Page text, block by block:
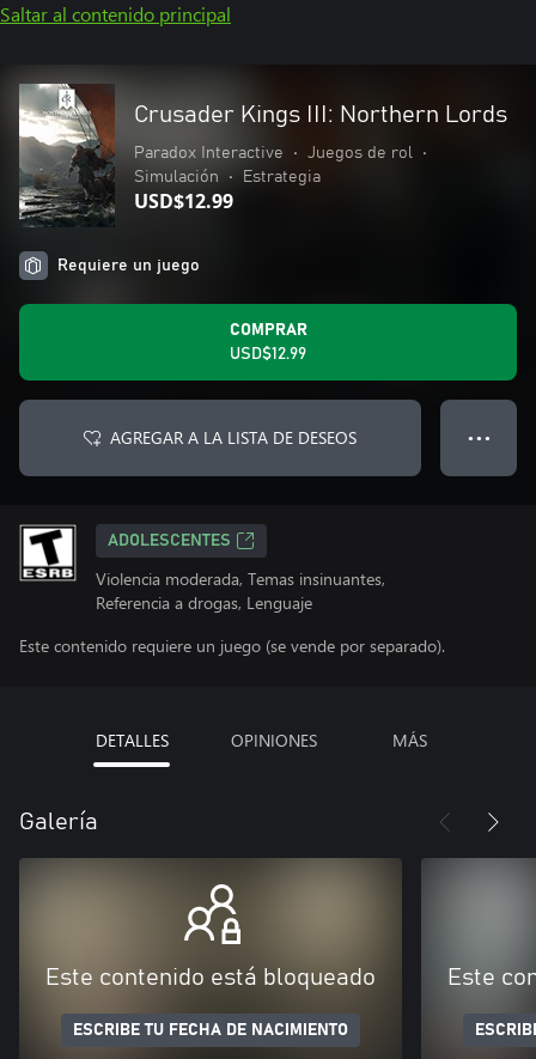
Saltar al contenido principal
Crusader Kings III: Northern Lords
Paradox Interactive • Juegos de rol
•
Simulación
• Estrategia
USD$12.99
Requiere un juego
COMPRAR
USD$12.99
AGREGAR A LA LISTA DE DESEOS ● ● ●
ADOLESCENTES
Violencia moderada, Temas insinuantes,
Referencia a drogas, Lenguaje
Este contenido requiere un juego (se vende por separado).
DETALLES OPINIONES MÁS
Galería
Este contenido está bloqueado
ESCRIBE TU FECHA DE NACIMIENTO
Este